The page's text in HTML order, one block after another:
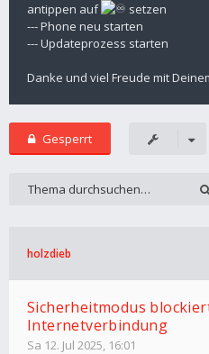
antippen auf
setzen
--- Phone neu starten
--- Updateprozess starten
Danke und viel Freude mit
Gesperrt
holzdieb
Sicherheitmodus
Internetverbindung
Sa 12. Jul 2025, 16:01